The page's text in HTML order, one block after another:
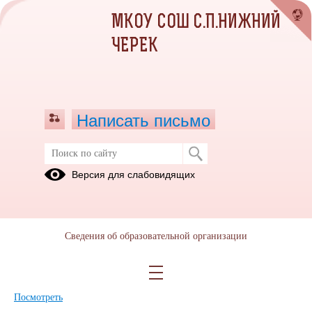
Дополнения и изменения к Уставу
Урванского района КБР
Посмотреть
МКОУ СОШ С.П.НИЖНИЙ
ЧЕРЕК
Написать письмо
Версия для слабовидящих
Сведения об образовательной организации